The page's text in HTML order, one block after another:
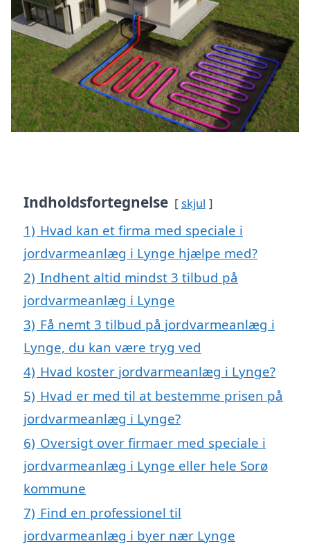
Indholdsfortegnelse skjul
1) Hvad kan et firma med speciale i
jordvarmeanlæg i Lynge hjælpe med?
2) Indhent altid mindst 3 tilbud på
jordvarmeanlæg i Lynge
3) Få nemt 3 tilbud på jordvarmeanlæg i
Lynge, du kan være tryg ved
4) Hvad koster jordvarmeanlæg i Lynge?
5) Hvad er med til at bestemme prisen på
jordvarmeanlæg i Lynge?
6) Oversigt over firmaer med speciale i
jordvarmeanlæg i Lynge eller hele Sorø
kommune
7) Find en professionel til
jordvarmeanlæg i byer nær Lynge